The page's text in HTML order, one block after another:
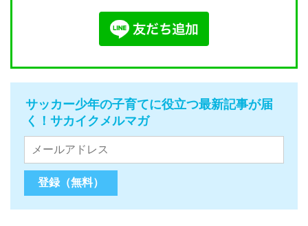
サッカー少年の子育てに役立つ最新記事が届
く！サカイクメルマガ